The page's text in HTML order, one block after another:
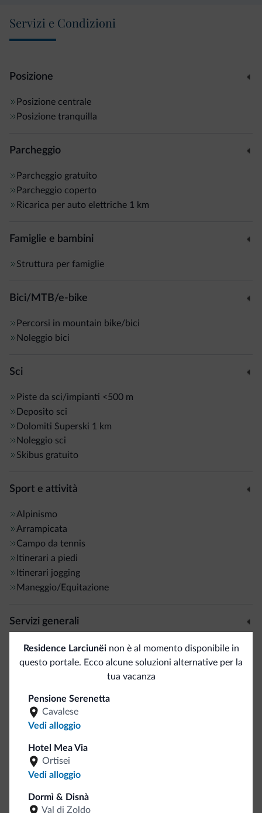
balcone.
piscine esterna ed interna di Ortisei.
Servizi e Condizioni
Posizione
Posizione centrale
Posizione tranquilla
Parcheggio
Parcheggio gratuito
Parcheggio coperto
Ricarica per auto elettriche 1 km
Famiglie e bambini
Struttura per famiglie
Bici/MTB/e-bike
Percorsi in mountain bike/bici
Noleggio bici
Sci
Piste da sci/impianti <500 m
Deposito sci
Dolomiti Superski 1 km
Noleggio sci
Skibus gratuito
Sport e attività
Alpinismo
Arrampicata
Campo da tennis
Itinerari a piedi
Itinerari jogging
Maneggio/Equitazione
Servizi generali
Bancomat/ATM <500 m
Staff multilingua
Tedesco
Wi-Fi gratuito
Spazi all'aperto
Residence Larciunëinon è al momento disponibile in
questo portale. Ecco alcune soluzioni alternative per la
tua vacanza
Pensione Serenetta
Cavalese
Vedi alloggio
Hotel Mea Via
Ortisei
Vedi alloggio
Dormì & Disnà
Val di Zoldo